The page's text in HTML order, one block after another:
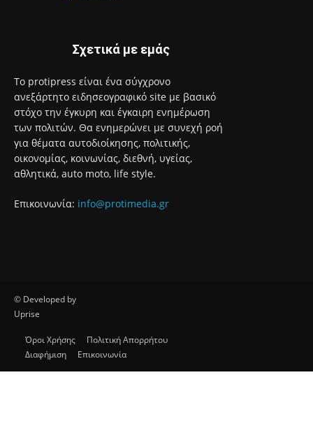
Σχετικά με εμάς
Το protipress είναι ένα σύγχρονο
ανεξάρτητο ειδησεογραφικό site με βασικό
στόχο την έγκυρη και έγκαιρη ενημέρωση
των πολιτών. Θα ενημερώνει με συνεχή ροή
για θέματα αυτοδιοίκησης, πολιτικής,
οικονομίας, κοινωνίας, διεθνή, υγείας,
αθλητικά, auto moto, life style.
Επικοινωνία: info@protimedia.gr
© Developed by
Uprise
Όροι Χρήσης
Πολιτική Απορρήτου
Διαφήμιση
Επικοινωνία